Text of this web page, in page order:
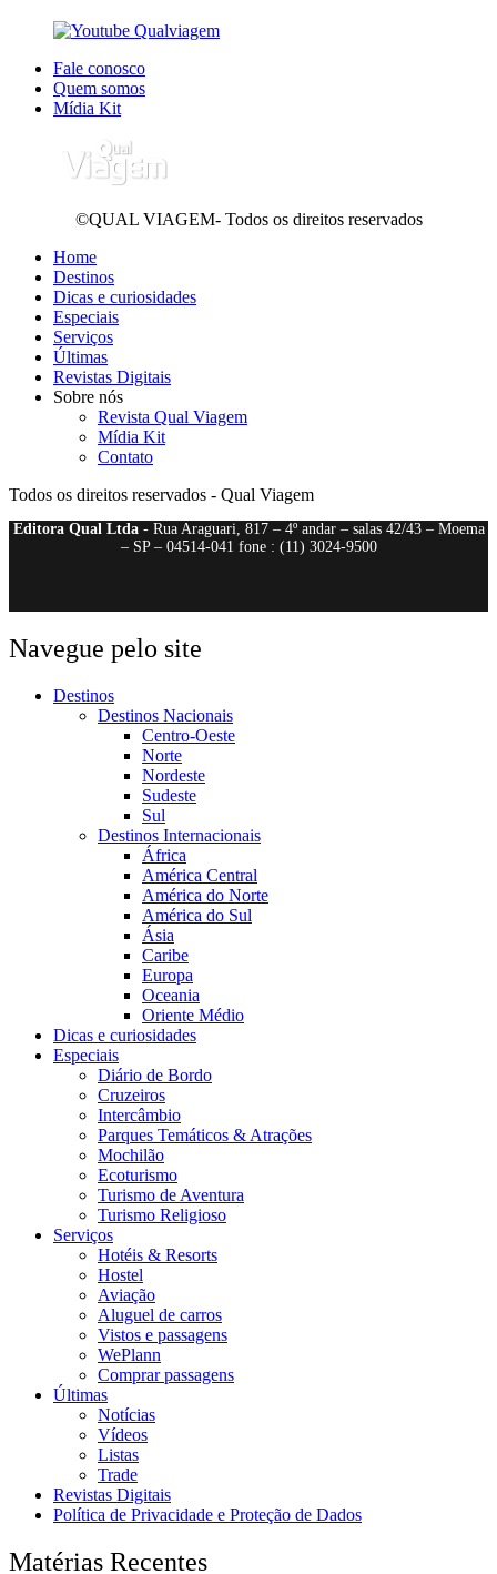
Fale conosco
Quem somos
Mídia Kit
©QUAL VIAGEM- Todos os direitos reservados
Home
Destinos
Dicas e curiosidades
Especiais
Serviços
Últimas
Revistas Digitais
Sobre nós
Revista Qual Viagem
Mídia Kit
Contato
Todos os direitos reservados - Qual Viagem
Editora Qual Ltda- Rua Araguari, 817 – 4º andar – salas 42/43 – Moema
– SP – 04514-041 fone : (11) 3024-9500
Navegue pelo site
Destinos
Destinos Nacionais
Centro-Oeste
Norte
Nordeste
Sudeste
Sul
Destinos Internacionais
África
América Central
América do Norte
América do Sul
Ásia
Caribe
Europa
Oceania
Oriente Médio
Dicas e curiosidades
Especiais
Diário de Bordo
Cruzeiros
Intercâmbio
Parques Temáticos & Atrações
Mochilão
Ecoturismo
Turismo de Aventura
Turismo Religioso
Serviços
Hotéis & Resorts
Hostel
Aviação
Aluguel de carros
Vistos e passagens
WePlann
Comprar passagens
Últimas
Notícias
Vídeos
Listas
Trade
Revistas Digitais
Política de Privacidade e Proteção de Dados
Matérias Recentes